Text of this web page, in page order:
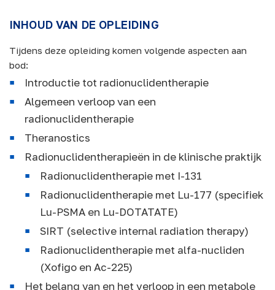
INHOUD VAN DE OPLEIDING
Tijdens deze opleiding komen volgende aspecten aan
bod:
Introductie tot radionuclidentherapie
Algemeen verloop van een
radionuclidentherapie
Theranostics
Radionuclidentherapieën in de klinische praktijk
Radionuclidentherapie met I-131
Radionuclidentherapie met Lu-177 (specifiek
Lu-PSMA en Lu-DOTATATE)
SIRT (selective internal radiation therapy)
Radionuclidentherapie met alfa-nucliden
(Xofigo en Ac-225)
Het belang van en het verloop in een metabole